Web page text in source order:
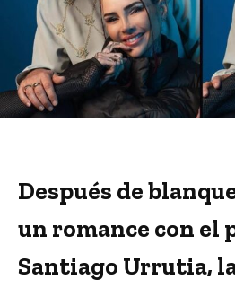
Después de
un romance con el
Santiago Urrutia,